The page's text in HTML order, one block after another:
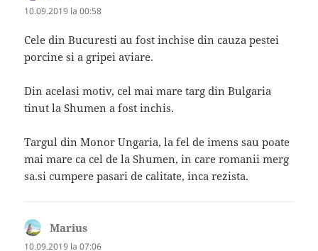
10.09.2019 la 00:58
Cele din Bucuresti au fost inchise din cauza pestei
porcine si a gripei aviare.
Din acelasi motiv, cel mai mare targ din Bulgaria
tinut la Shumen a fost inchis.
Targul din Monor Ungaria, la fel de imens sau poate
mai mare ca cel de la Shumen, in care romanii merg
sa.si cumpere pasari de calitate, inca rezista.
Marius
10.09.2019 la 07:06